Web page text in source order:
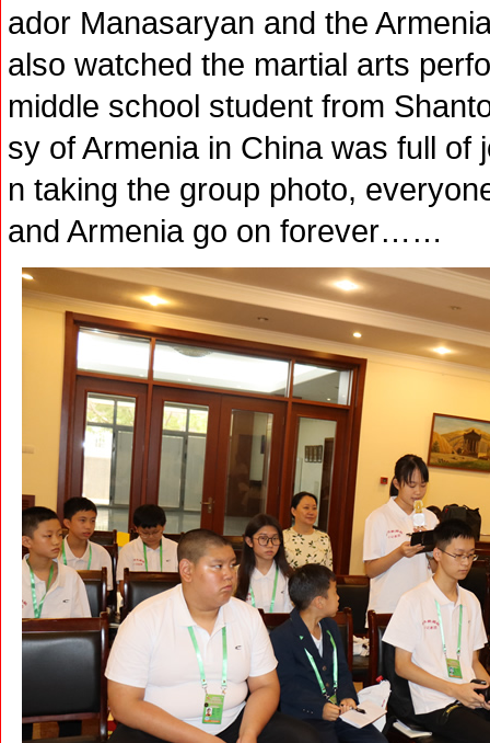
ador Manasaryan and the
also watched the martial arts
middle school student from
sy of Armenia in China was full of
n taking the group photo,
and Armenia go on forever……